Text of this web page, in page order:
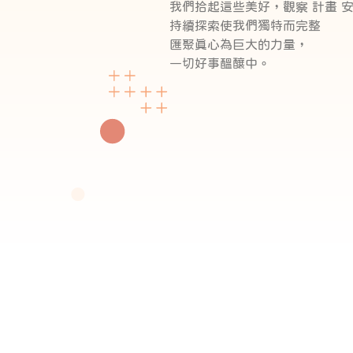
我們拾起這些美好，觀察 計畫
持續探索使我們獨特而完整
匯聚真心為巨大的力量，
一切好事醞釀中。